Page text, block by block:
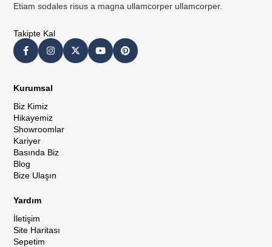
Etiam sodales risus a magna ullamcorper ullamcorper.
Takipte Kal
Kurumsal
Biz Kimiz
Hikayemiz
Showroomlar
Kariyer
Basında Biz
Blog
Bize Ulaşın
Yardım
İletişim
Site Haritası
Sepetim